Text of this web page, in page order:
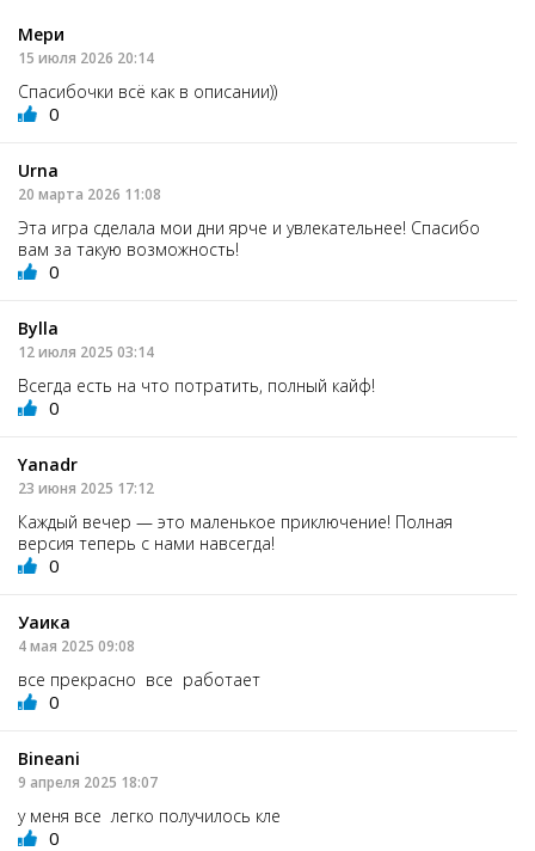
Мери
15 июля 2026 20:14
Спасибочки всё как в описании))
0
Urna
20 марта 2026 11:08
Эта игра сделала мои дни ярче и увлекательнее! Спасибо
вам за такую возможность!
0
Bylla
12 июля 2025 03:14
Всегда есть на что потратить, полный кайф!
0
Yanadr
23 июня 2025 17:12
Каждый вечер — это маленькое приключение! Полная
версия теперь с нами навсегда!
0
Уаика
4 мая 2025 09:08
все прекрасно все работает
0
Bineani
9 апреля 2025 18:07
у меня все легко получилось кле
0